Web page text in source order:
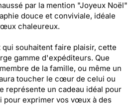
par la mention "Joyeux Noël"
douce et conviviale, idéale
chaleureux.
souhaitent faire plaisir, cette
gamme d'expéditeurs. Que
de la famille, ou même un
toucher le cœur de celui ou
représente un cadeau idéal pour
pour exprimer vos vœux à des